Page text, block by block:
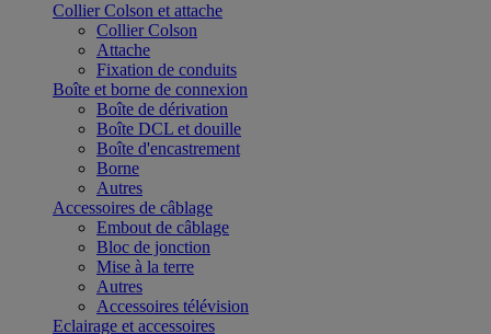
Collier Colson et attache
Collier Colson
Attache
Fixation de conduits
Boîte et borne de connexion
Boîte de dérivation
Boîte DCL et douille
Boîte d'encastrement
Borne
Autres
Accessoires de câblage
Embout de câblage
Bloc de jonction
Mise à la terre
Autres
Accessoires télévision
Eclairage et accessoires